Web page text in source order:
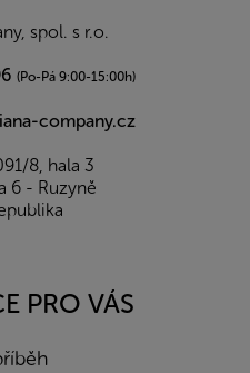
spol. s r.o.
(Po-Pá 9:00-15:00h)
company.cz
8, hala 3
6 - Ruzyně
PRO VÁS